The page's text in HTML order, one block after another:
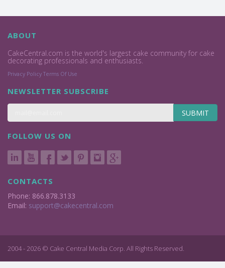
ABOUT
CakeCentral.com is the world's largest cake community for cake
decorating professionals and enthusiasts.
Privacy Policy Terms Of Use
NEWSLETTER SUBSCRIBE
SUBMIT
FOLLOW US ON
CONTACTS
Phone: 866.878.3133
Email: support@cakecentral.com
2004 - 2026 © Cake Central Media Corp. All Rights Reserved.